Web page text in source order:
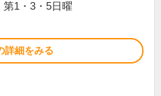
1・3・5日曜
詳細をみる